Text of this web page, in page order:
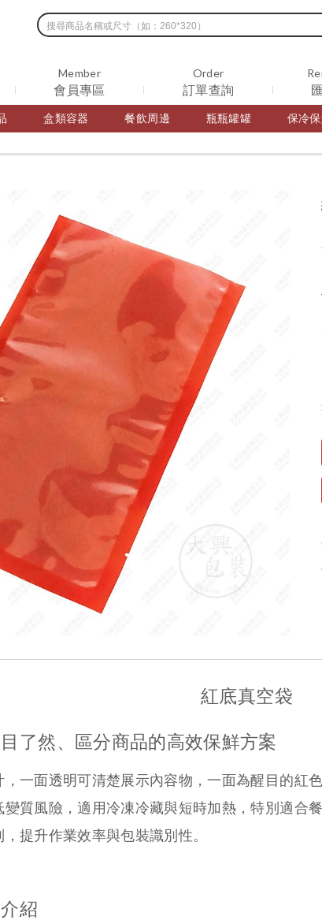
盒類容器 餐飲周邊 瓶瓶罐罐 保冷
Member
會員專區
Order
訂單查詢
紅底真空袋
了然、區分商品的高效保鮮方案
一面透明可清楚展示內容物，一面為醒目的紅
質風險，適用冷凍冷藏與短時加熱，特別適合
提升作業效率與包裝識別性。
紹